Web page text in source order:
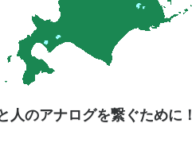
人のアナログを繋ぐために！